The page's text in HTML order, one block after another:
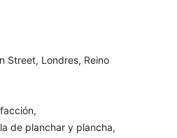
Street, Londres, Reino
de planchar y plancha,